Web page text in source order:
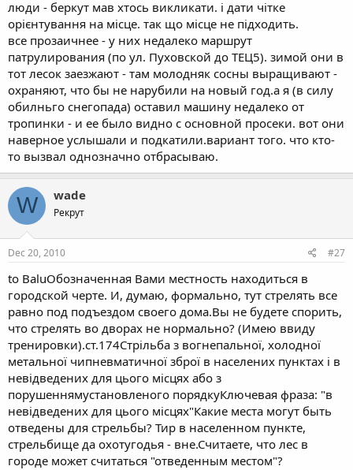
люди - беркут мав хтось викликати. і дати чітке
орієнтування на місце. так що місце не підходить.
все прозаичнее - у них недалеко маршрут
патрулирования (по ул. Пуховской до ТЕЦ5). зимой они в
тот лесок заезжают - там молодняк сосны выращивают -
охраняют, что бы не нарубили на новый год.а я (в силу
обилньго снегопада) оставил машину недалеко от
тропинки - и ее было видно с основной просеки. вот они
наверное услышали и подкатили.вариант того. что кто-
то вызвал однозначно отбрасываю.
W wade
Рекрут
Dec 20, 2010 #27
to BaluОбозначенная Вами местность находиться в
городской черте. И, думаю, формально, тут стрелять все
равно под подъездом своего дома.Вы не будете спорить,
что стрелять во дворах не нормально? (Имею ввиду
тренировки).ст.174Стрільба з вогнепальної, холодної
метальної чипневматичної зброї в населених пунктах і в
невідведених для цього місцях або з
порушеннямустановленого порядкуКлючевая фраза: "в
невідведених для цього місцях"Какие места могут быть
отведены для стрельбы? Тир в населенном пункте,
стрельбище да охотугодья - вне.Считаете, что лес в
городе может считаться "отведенным местом"?